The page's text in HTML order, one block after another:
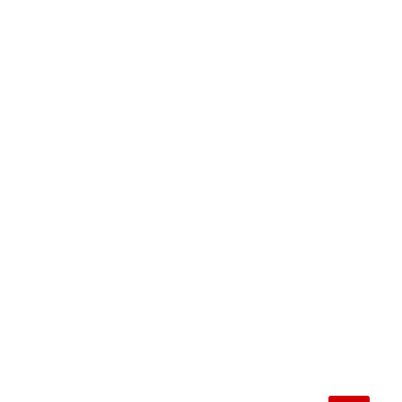
associant
tactile
intégré